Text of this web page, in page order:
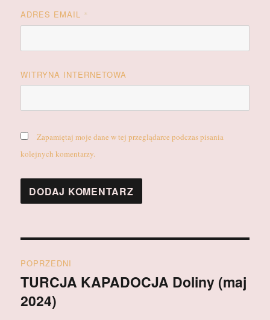
ADRES EMAIL *
WITRYNA INTERNETOWA
Zapamiętaj moje dane w tej przeglądarce podczas pisania
kolejnych komentarzy.
wpisu
POPRZEDNI
Poprzedni
wpis:
TURCJA KAPADOCJA Doliny (maj
2024)